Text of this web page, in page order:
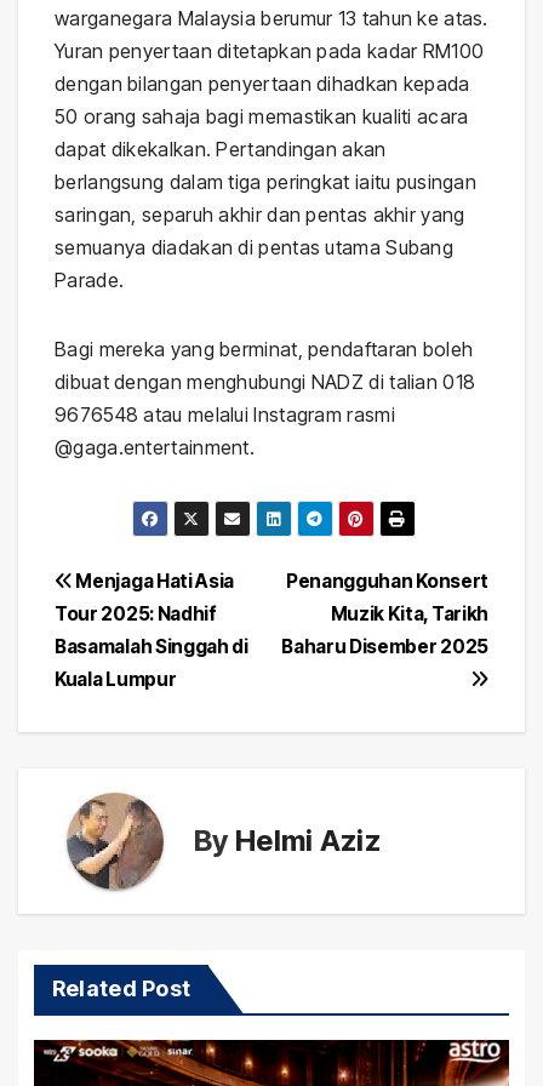
warganegara Malaysia berumur 13 tahun ke atas.
Yuran penyertaan ditetapkan pada kadar RM100
dengan bilangan penyertaan dihadkan kepada
50 orang sahaja bagi memastikan kualiti acara
dapat dikekalkan. Pertandingan akan
berlangsung dalam tiga peringkat iaitu pusingan
saringan, separuh akhir dan pentas akhir yang
semuanya diadakan di pentas utama Subang
Parade.
Bagi mereka yang berminat, pendaftaran boleh
dibuat dengan menghubungi NADZ di talian 018
9676548 atau melalui Instagram rasmi
@gaga.entertainment.
Post
navigation
Penangguhan Konsert
Muzik Kita, Tarikh
Baharu Disember 2025
Menjaga Hati Asia
Tour 2025: Nadhif
Basamalah Singgah di
Kuala Lumpur
By Helmi Aziz
Related Post